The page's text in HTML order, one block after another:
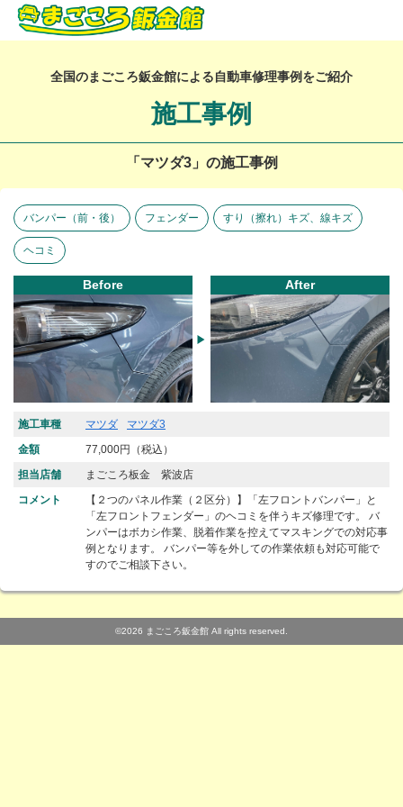
全国のまごころ鈑金館による自動車修理事例をご紹介
施工事例
「マツダ3」の施工事例
バンパー（前・後） フェンダー すり（擦れ）キズ、線キズ
ヘコミ
Before After
施工車種 マツダ
マツダ3
金額
77,000円（税込）
担当店舗
まごころ板金 紫波店
コメント
【２つのパネル作業（２区分）】「左フロントバンパー」と
「左フロントフェンダー」のヘコミを伴うキズ修理です。 バ
ンパーはボカシ作業、脱着作業を控えてマスキングでの対応事
例となります。 バンパー等を外しての作業依頼も対応可能で
すのでご相談下さい。
©2026 まごころ鈑金館 All rights reserved.